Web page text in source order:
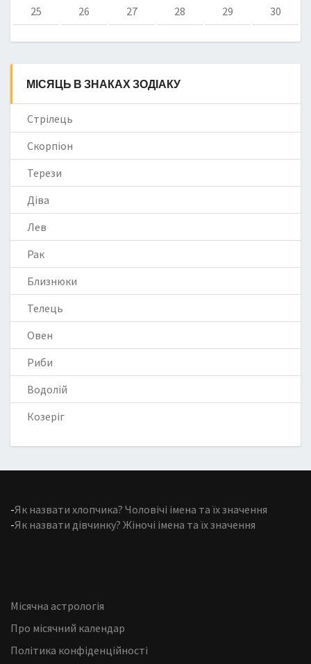
25
26 27 28 29 30
МІСЯЦЬ В ЗНАКАХ ЗОДІАКУ
Стрілець
Скорпіон
Терези
Діва
Лев
Рак
Близнюки
Телець
Овен
Риби
Водолій
Козеріг
-Як назвати хлопчика? Чоловічі імена та їх значення
-Як назвати дівчинку? Жіночі імена та їх значення
Місячна астрологія
Про місячний календар
Політика конфіденційності